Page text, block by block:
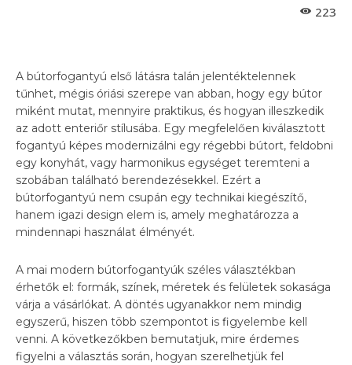
223
A bútorfogantyú első látásra talán jelentéktelennek
tűnhet, mégis óriási szerepe van abban, hogy egy bútor
miként mutat, mennyire praktikus, és hogyan illeszkedik
az adott enteriőr stílusába. Egy megfelelően kiválasztott
fogantyú képes modernizálni egy régebbi bútort, feldobni
egy konyhát, vagy harmonikus egységet teremteni a
szobában található berendezésekkel. Ezért a
bútorfogantyú nem csupán egy technikai kiegészítő,
hanem igazi design elem is, amely meghatározza a
mindennapi használat élményét.
A mai modern bútorfogantyúk széles választékban
érhetők el: formák, színek, méretek és felületek sokasága
várja a vásárlókat. A döntés ugyanakkor nem mindig
egyszerű, hiszen több szempontot is figyelembe kell
venni. A következőkben bemutatjuk, mire érdemes
figyelni a választás során, hogyan szerelhetjük fel